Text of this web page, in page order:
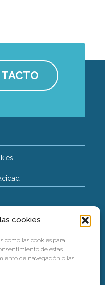
cookies
como las cookies para
de estas
de navegación o las